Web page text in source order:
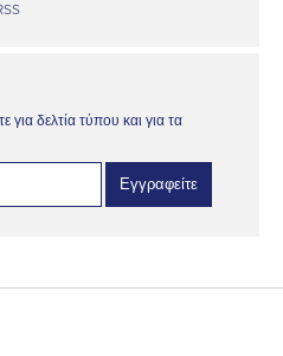
για δελτία τύπου και για τα
Εγγραφείτε